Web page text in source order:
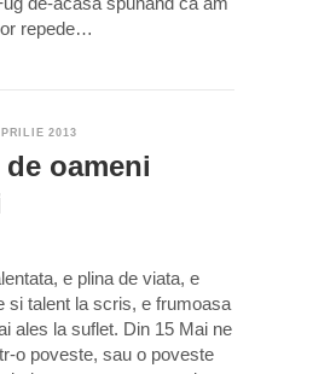
repede…
2013
oameni
e plina de viata, e
si talent la scris, e frumoasa
ales la suflet. Din 15 Mai ne
o poveste, sau o poveste